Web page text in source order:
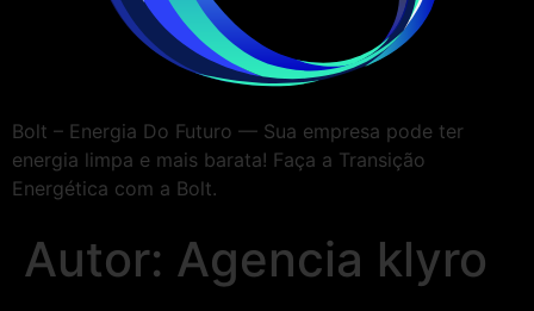
Bolt – Energia Do Futuro — Sua empresa pode ter
energia limpa e mais barata! Faça a Transição
Energética com a Bolt.
Autor: Agencia klyro